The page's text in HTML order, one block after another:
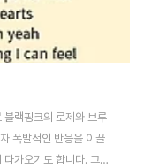
블랙핑크의 로제와 브루
폭발적인 반응을 이끌
가오기도 합니다. 그래